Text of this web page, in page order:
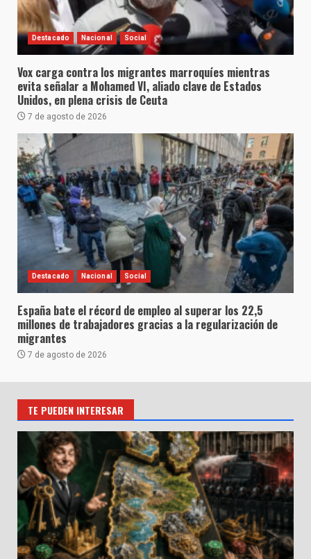
Destacado Nacional Social
Vox carga contra los migrantes marroquíes mientras
evita señalar a Mohamed VI, aliado clave de Estados
Unidos, en plena crisis de Ceuta
7 de agosto de 2026
Destacado Nacional Social
España bate el récord de empleo al superar los 22,5
millones de trabajadores gracias a la regularización de
migrantes
7 de agosto de 2026
TE PUEDEN INTERESAR